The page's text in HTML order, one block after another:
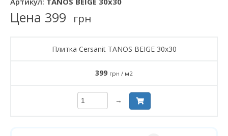
Цена 399 грн
Плитка Cersanit TANOS BEIGE 30x30
399 грн / м2
→